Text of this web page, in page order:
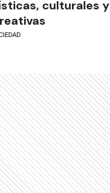
culturales y